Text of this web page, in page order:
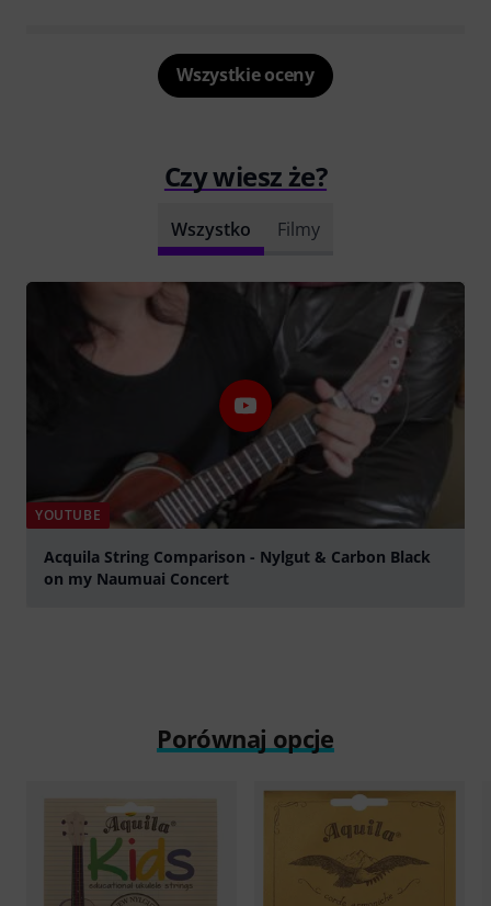
Wszystkie oceny
Czy wiesz że?
Wszystko Filmy
YOUTUBE
Acquila String Comparison - Nylgut & Carbon Black
on my Naumuai Concert
Porównaj opcje